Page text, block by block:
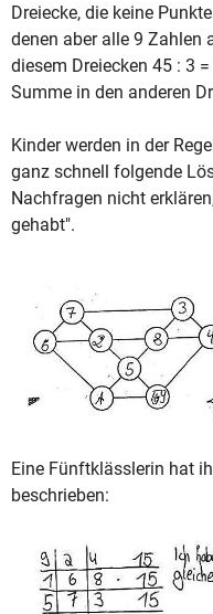
Dreiecke, die keine
denen aber alle 9 Zahlen
diesem Dreiecken 45 : 3
Summe in den anderen
Kinder werden in der
ganz schnell folgende
Nachfragen nicht
gehabt".
Eine Fünftklässlerin hat
beschrieben: